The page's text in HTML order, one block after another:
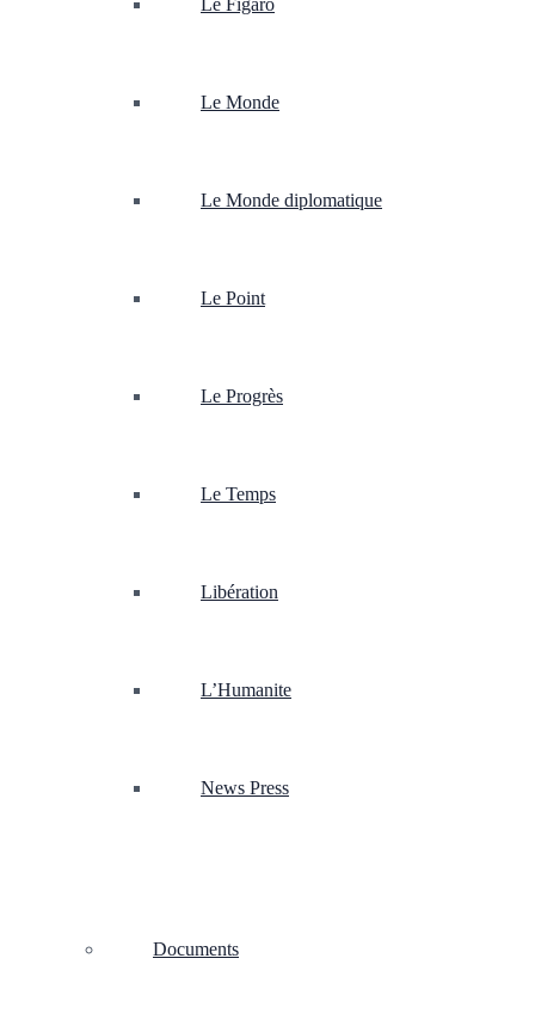
Le Figaro
Le Monde
Le Monde diplomatique
Le Point
Le Progrès
Le Temps
Libération
L’Humanite
News Press
Documents